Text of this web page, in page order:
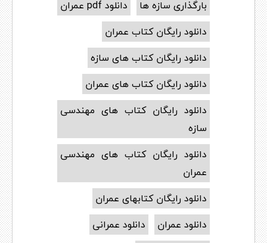
بارگذاری سازه ها
دانلود pdf عمران
دانلود رایگان کتاب عمران
دانلود رایگان کتاب های سازه
دانلود رایگان کتاب های عمران
دانلود رایگان کتاب های مهندسی
سازه
دانلود رایگان کتاب های مهندسی
عمران
دانلود رایگان کتابهای عمران
دانلود عمران
دانلود عمرانی